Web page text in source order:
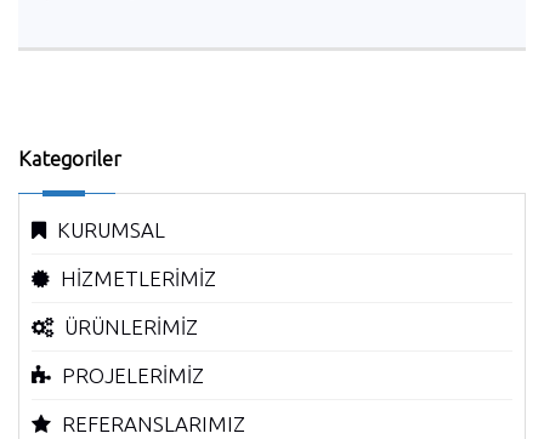
Kategoriler
KURUMSAL
HİZMETLERİMİZ
ÜRÜNLERİMİZ
PROJELERİMİZ
REFERANSLARIMIZ